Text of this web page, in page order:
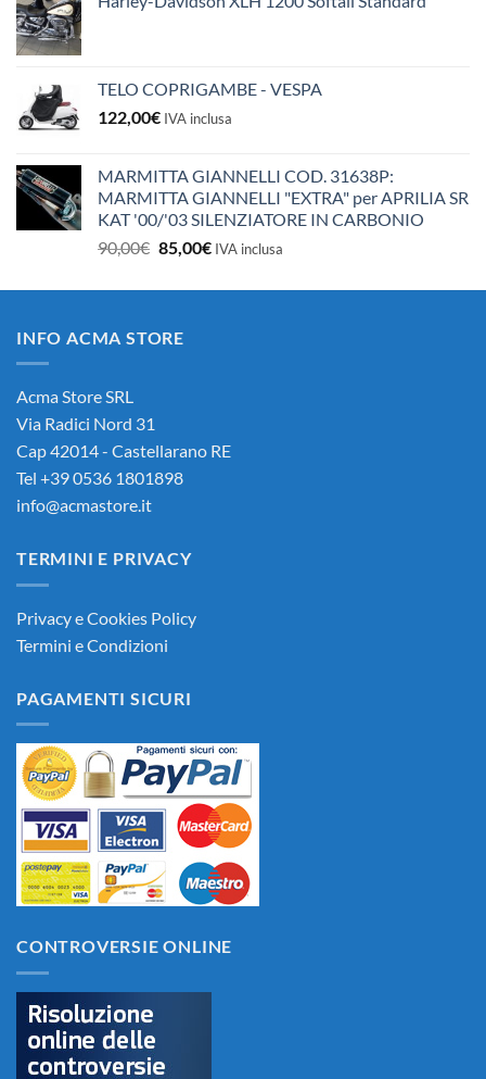
TELO COPRIGAMBE - VESPA
122,00€ IVA inclusa
MARMITTA GIANNELLI COD. 31638P:
MARMITTA GIANNELLI "EXTRA" per APRILIA SR
KAT '00/'03 SILENZIATORE IN CARBONIO
90,00€ Il
originale
90,00€.
85,00€Il
attuale
IVA inclusa
INFO ACMA STORE
Acma Store SRL
Via Radici Nord 31
Cap 42014 - Castellarano RE
Tel +39 0536 1801898
info@acmastore.it
TERMINI E PRIVACY
Privacy e Cookies Policy
Termini e Condizioni
PAGAMENTI SICURI
CONTROVERSIE ONLINE